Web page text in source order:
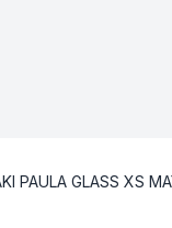
PAULA GLASS XS